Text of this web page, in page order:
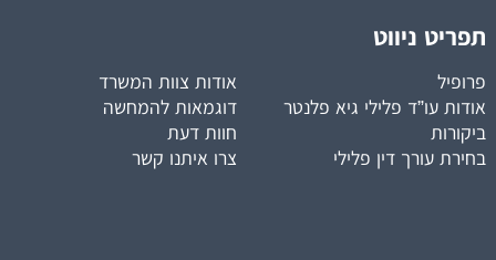
תפריט ניווט
פרופיל
אודות צוות המשרד
אודות עו”ד פלילי גיא פלנטר
דוגמאות להמחשה
ביקורות
חוות דעת
בחירת עורך דין פלילי
צרו איתנו קשר